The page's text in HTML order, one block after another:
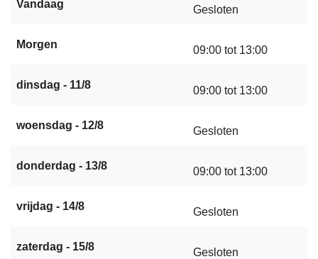
Vandaag Gesloten
Morgen 09:00 tot 13:00
dinsdag - 11/8 09:00 tot 13:00
woensdag - 12/8 Gesloten
donderdag - 13/8 09:00 tot 13:00
vrijdag - 14/8 Gesloten
zaterdag - 15/8 Gesloten